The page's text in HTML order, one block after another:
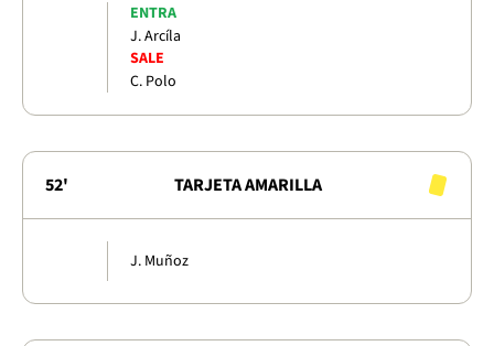
ENTRA
J. Arcíla
SALE
C. Polo
52' TARJETA AMARILLA
J. Muñoz